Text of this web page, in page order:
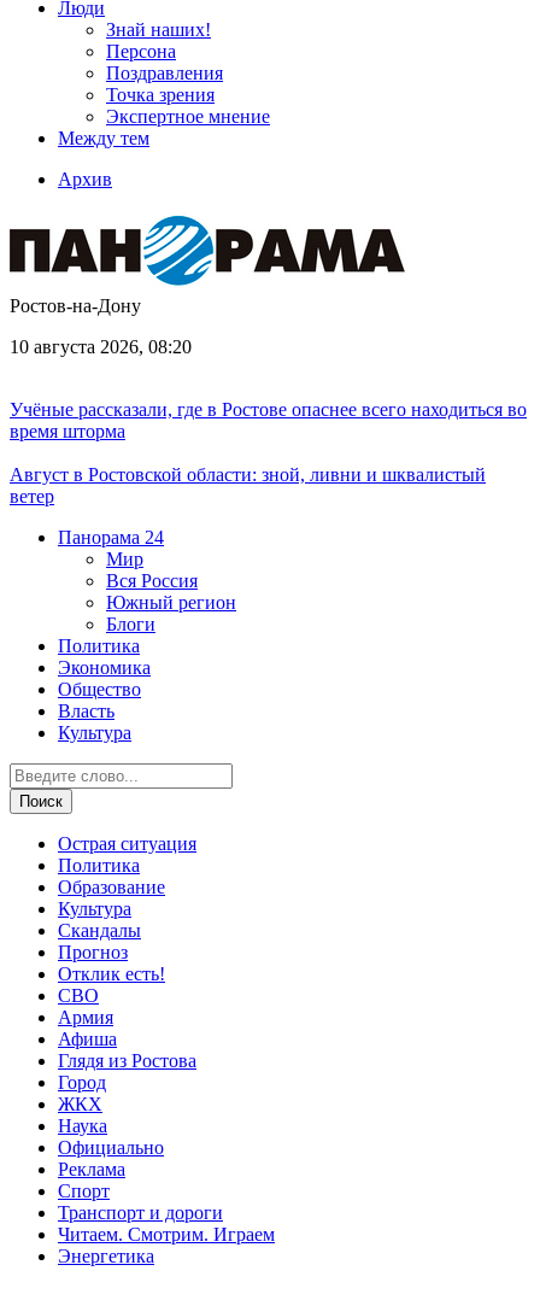
Люди
Знай наших!
Персона
Поздравления
Точка зрения
Экспертное мнение
Между тем
Архив
Ростов-на-Дону
10 августа 2026, 08:20
Учёные рассказали, где в Ростове опаснее всего находиться во
время шторма
Август в Ростовской области: зной, ливни и шквалистый
ветер
Панорама 24
Мир
Вся Россия
Южный регион
Блоги
Политика
Экономика
Общество
Власть
Культура
Острая ситуация
Политика
Образование
Культура
Скандалы
Прогноз
Отклик есть!
СВО
Армия
Афиша
Глядя из Ростова
Город
ЖКХ
Наука
Официально
Реклама
Спорт
Транспорт и дороги
Читаем. Смотрим. Играем
Энергетика